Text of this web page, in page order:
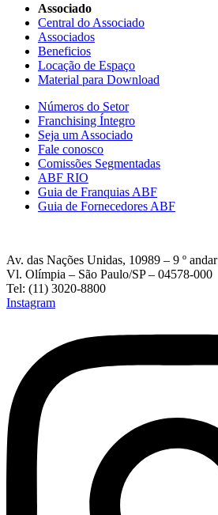
Associado
Central do Associado
Associados
Beneficios
Locação de Espaço
Material para Download
Números do Setor
Franchising Íntegro
Seja um Associado
Fale conosco
Comissões Segmentadas
ABF RIO
Guia de Franquias ABF
Guia de Fornecedores ABF
Av. das Nações Unidas, 10989 – 9 º andar
Vl. Olímpia – São Paulo/SP – 04578-000
Tel: (11) 3020-8800
Instagram